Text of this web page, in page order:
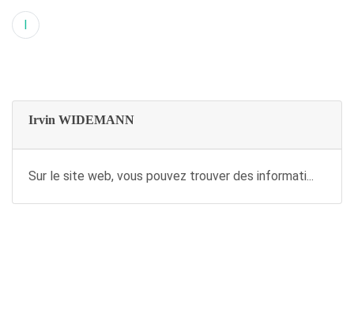
I
Irvin WIDEMANN
Sur le site web, vous pouvez trouver des informati...